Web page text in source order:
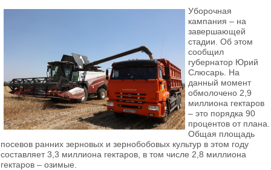
Уборочная
кампания – на
завершающей
стадии. Об этом
сообщил
губернатор Юрий
Слюсарь. На
данный момент
обмолочено 2,9
миллиона гектаров
– это порядка 90
процентов от плана.
Общая площадь
посевов ранних зерновых и зернобобовых культур в этом году
составляет 3,3 миллиона гектаров, в том числе 2,8 миллиона
гектаров – озимые.